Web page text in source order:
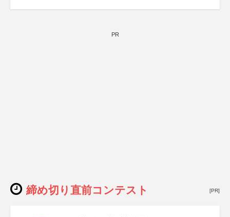
PR
締め切り直前コンテスト [PR]